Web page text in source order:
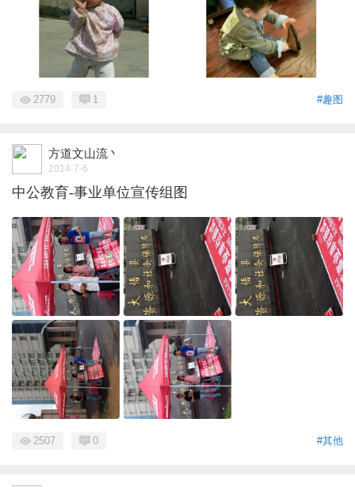
#趣图
2779 1
方道文山流丶
2014-7-6
中公教育-事业单位宣传组图
#其他
2507 0